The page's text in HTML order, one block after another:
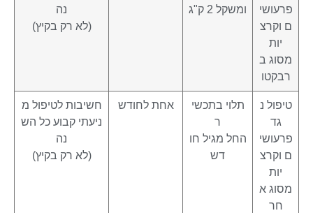
פרעושי
ם וקרצ
יות
מסוג ב
רבקטו
ומשקל 2 ק"ג
נה
(לא רק בקיץ)
טיפול נ
גד
פרעושי
ם וקרצ
יות
מסוג א
חר
תלוי בתכשי
ר
החל מגיל חו
דש
אחת לחודש
חשיבות לטיפול מ
ניעתי קבוע כל הש
נה
(לא רק בקיץ)